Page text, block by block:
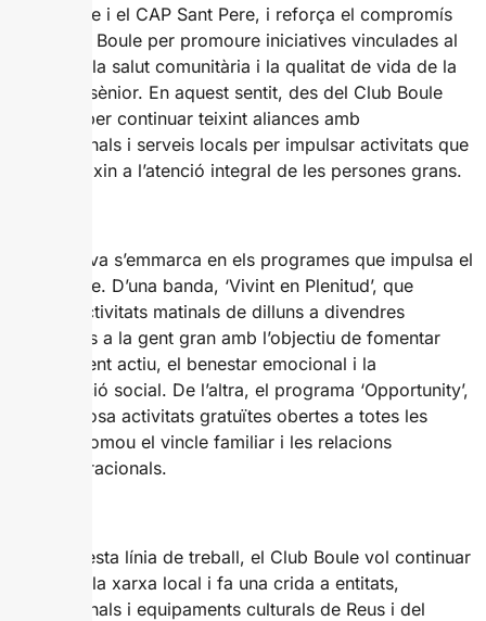
Club Boule i el CAP Sant Pere, i reforça el compromís
de l’Espai Boule per promoure iniciatives vinculades al
benestar, la salut comunitària i la qualitat de vida de la
població sènior. En aquest sentit, des del Club Boule
s’aposta per continuar teixint aliances amb
professionals i serveis locals per impulsar activitats que
contribueixin a l’atenció integral de les persones grans.
La iniciativa s’emmarca en els programes que impulsa el
Club Boule. D’una banda, ‘Vivint en Plenitud’, que
ofereix activitats matinals de dilluns a divendres
adreçades a la gent gran amb l’objectiu de fomentar
l’envelliment actiu, el benestar emocional i la
participació social. De l’altra, el programa ‘Opportunity’,
que proposa activitats gratuïtes obertes a totes les
edats i promou el vincle familiar i les relacions
intergeneracionals.
Amb aquesta línia de treball, el Club Boule vol continuar
reforçant la xarxa local i fa una crida a entitats,
professionals i equipaments culturals de Reus i del